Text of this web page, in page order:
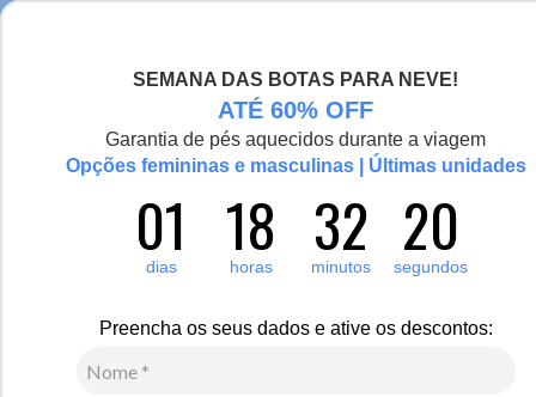
SEMANA DAS BOTAS PARA NEVE!
ATÉ 60% OFF
Garantia de pés aquecidos durante a viagem
Opções femininas e masculinas | Últimas unidades
01
dias 18
horas 32
minutos 20
segundos
Preencha os seus dados e ative os descontos:
Vídeo
Acessórios Cachecol
Avaliações